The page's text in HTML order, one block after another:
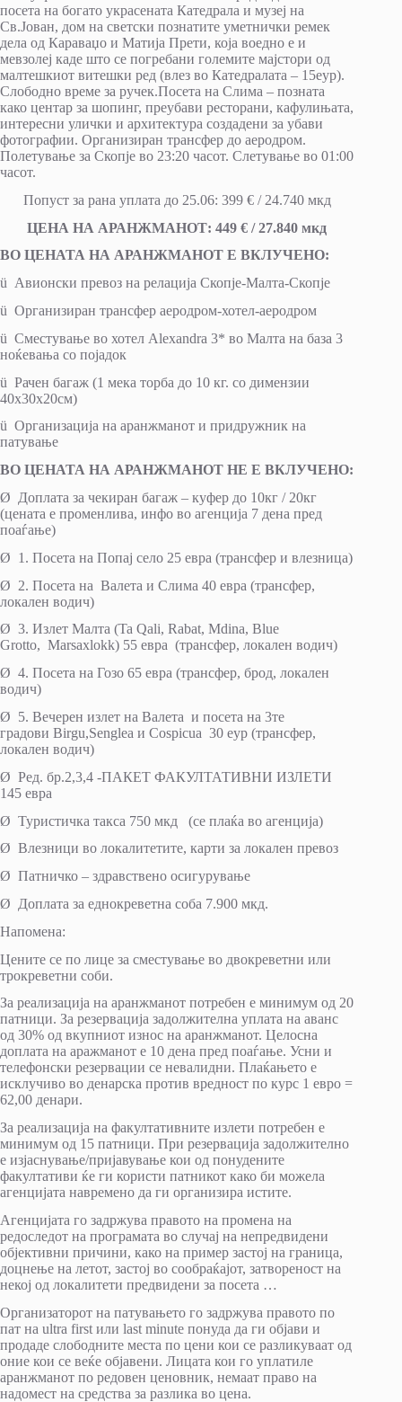
посета на богато украсената Катедрала и музеј на
Св.Јован, дом на светски познатите уметнички ремек
дела од Караваџо и Матија Прети, која воедно е и
мевзолеј каде што се погребани големите мајстори од
малтешкиот витешки ред (влез во Катедралата – 15еур).
Слободно време за ручек.Посета на Слима – позната
како центар за шопинг, преубави ресторани, кафулињата,
интересни улички и архитектура создадени за убави
фотографии. Организиран трансфер до аеродром.
Полетување за Скопје во 23:20 часот. Слетување во 01:00
часот.
Попуст за ранa уплатa до 25.06: 399 € / 24.740 мкд
ЦЕНА НА АРАНЖМАНОТ: 449 € /27.840мкд
ВО ЦЕНАТА НА АРАНЖМАНОТ Е ВКЛУЧЕНО:
ü Авионски превоз на релација Скопје-Малта-Скопје
ü Организиран трансфер аеродром-хотел-аеродром
ü Сместување во хотел Alexandra 3* во Малта на база 3
ноќевања со појадок
ü Рачен багаж (1 мека торба до 10 кг. со димензии
40х30х20см)
ü Организација на аранжманот и придружник на
патување
ВО ЦЕНАТА НА АРАНЖМАНОТ НЕ Е ВКЛУЧЕНО:
Ø Доплата за чекиран багаж – куфер до 10кг / 20кг
(цената е променлива, инфо во агенција 7 дена пред
поаѓање)
Ø 1. Посета на Попај село 25 евра (трансфер и влезница)
Ø 2. Посета на Валета и Слима 40 евра (трансфер,
локален водич)
Ø 3. Излет Малта (Ta Qali, Rabat, Mdina, Blue
Grotto, Marsaxlokk) 55 евра (трансфер, локален водич)
Ø 4. Посета на Гозо 65 евра (трансфер, брод, локален
водич)
Ø 5. Вечерен излет на Валета и посета на 3те
градови Birgu,Senglea и Cospicua 30 еур (трансфер,
локален водич)
Ø Ред. бр.2,3,4 -ПАКЕТ ФАКУЛТАТИВНИ ИЗЛЕТИ
145 евра
Ø Туристичка такса 750 мкд (се плаќа во агенција)
Ø Влезници во локалитетите, карти за локален превоз
Ø Патничко – здравствено осигурување
Ø Доплата за еднокреветна соба 7.900 мкд.
Напомена:
Цените се по лице за сместување во двокреветни или
трокреветни соби.
За реализација на аранжманот потребен е минимум од 20
патници. За резервација задолжителна уплата на аванс
од 30% од вкупниот износ на аранжманот. Целосна
доплата на аражманот е 10 дена пред поаѓање. Усни и
телефонски резервации се невалидни. Плаќањето е
исклучиво во денарска против вредност по курс 1 евро =
62,00 денари.
За реализација на факултативните излети потребен е
минимум од 15 патници. При резервација задолжително
е изјаснување/пријавување кои од понудените
факултативи ќе ги користи патникот како би можела
агенцијата навремено да ги организира истите.
Агенцијата го задржува правото на промена на
редоследот на програмата во случај на непредвидени
објективни причини, како на пример застој на граница,
доцнење на летот, застој во сообраќајот, затвореност на
некој од локалитети предвидени за посета …
Организаторот на патувањето го задржува правото по
пат на ultra first или last minute понуда да ги објави и
продаде слободните места по цени кои се разликуваат од
оние кои се веќе објавени. Лицата кои го уплатиле
аранжманот по редовен ценовник, немаат право на
надомест на средства за разлика во цена.